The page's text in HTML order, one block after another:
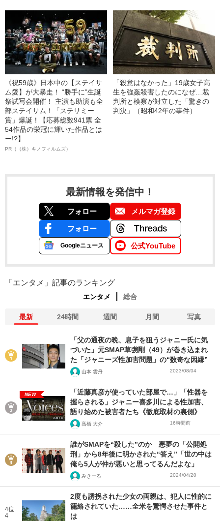
《祝59歳》日本中の【ステイサ
ム愛】が大暴走！ “勝手に”生誕
祭試写会開催！ 主演も助演も全
部ステイサム！「ステサミー
賞」爆誕！【応募総数941票 全
54作品の栄冠に輝いた作品とは
ー!?】
PR（（株）キノフィルムズ）
「殺意はなかった」19歳女子高
生を強姦殺害したのになぜ…裁
判所と検察が対立した「驚きの
判決」（昭和42年の事件）
最新情報を発信中！
フォロー メルマガ登録
フォロー
Googleニュース 公式YouTube
「エンタメ」記事のランキング
エンタメ 総合
最新 24時間 週間 月間 写真
「父の通夜の晩、息子を狙うジャニー氏に気
づいた」元SMAP草彅剛（49）が巻き込まれ
た「ジャニーズ性加害問題」の“数奇な因縁”
山本 雲丹 2023/08/04
NEW
「近藤真彦が使っていた部屋で…」「性器を
握らされる」ジャニー喜多川による性加害、
語り始めた被害者たち《徹底取材の裏側》
髙橋 大介 16時間前
誰がSMAPを“殺した”のか 悪夢の「公開処
刑」から8年後に明かされた“答え”「世の中は
俺ら5人が仲が悪いと思ってるんだよな」
みきーる 2024/04/20
4位
4
2度も誘拐された少女の両親は、犯人に性的に
籠絡されていた……全米を驚愕させた事件と
は